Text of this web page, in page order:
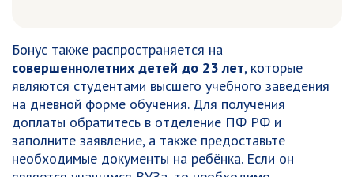
Бонус также распространяется на
совершеннолетних детей до 23 лет, которые
являются студентами высшего учебного заведения
на дневной форме обучения. Для получения
доплаты обратитесь в отделение ПФ РФ и
заполните заявление, а также предоставьте
необходимые документы на ребёнка. Если он